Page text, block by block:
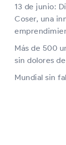
13 de junio:
Coser, una
Más de 500
sin dolores
Mundial sin